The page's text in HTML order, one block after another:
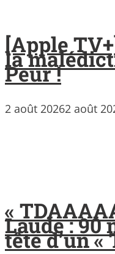
[Apple
la
Peur !
2 août 20262 août
«
Laude : 90
tête d’un «